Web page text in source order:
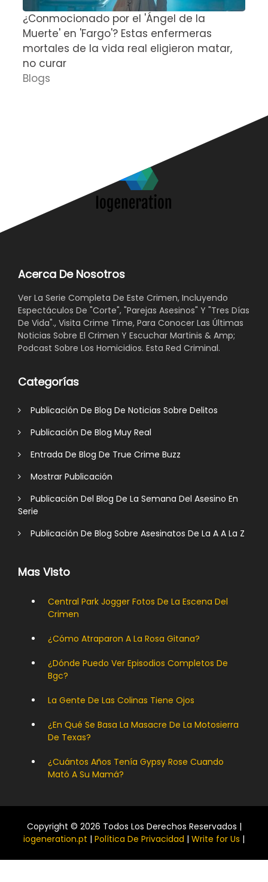
¿Conmocionado por el 'Ángel de la
Muerte' en 'Fargo'? Estas enfermeras
mortales de la vida real eligieron matar,
no curar
Blogs
Acerca De Nosotros
Ver La Serie Completa De Este Crimen, Incluyendo
Espectáculos De "Corte", "Parejas Asesinos" Y "Tres Días
De Vida"., Visita Crime Time, Para Conocer Las Últimas
Noticias Sobre El Crimen Y Escuchar Martinis & Amp;
Podcast Sobre Los Homicidios. Esta Red Criminal.
Categorías
Publicación De Blog De Noticias Sobre Delitos
Publicación De Blog Muy Real
Entrada De Blog De True Crime Buzz
Mostrar Publicación
Publicación Del Blog De La Semana Del Asesino En
Serie
Publicación De Blog Sobre Asesinatos De La A A La Z
Mas Visto
Central Park Jogger Fotos De La Escena Del
Crimen
¿Cómo Atraparon A La Rosa Gitana?
¿Dónde Puedo Ver Episodios Completos De
Bgc?
La Gente De Las Colinas Tiene Ojos
¿En Qué Se Basa La Masacre De La Motosierra
De Texas?
¿Cuántos Años Tenía Gypsy Rose Cuando
Mató A Su Mamá?
Copyright © 2026 Todos Los Derechos Reservados |
iogeneration.pt | Política De Privacidad | Write for Us |